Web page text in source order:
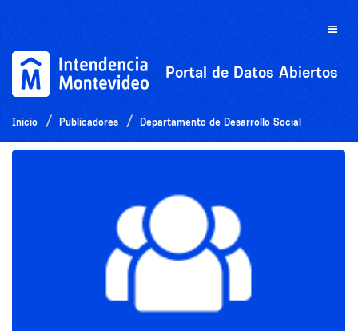
Toggle
Portal de Datos Abiertos
Inicio Publicadores Departamento de Desarrollo Social